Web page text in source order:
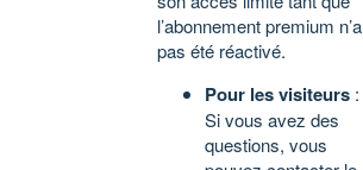
l’abonnement premium n’a
pas été réactivé.
Pour les visiteurs :
Si vous avez des
questions, vous